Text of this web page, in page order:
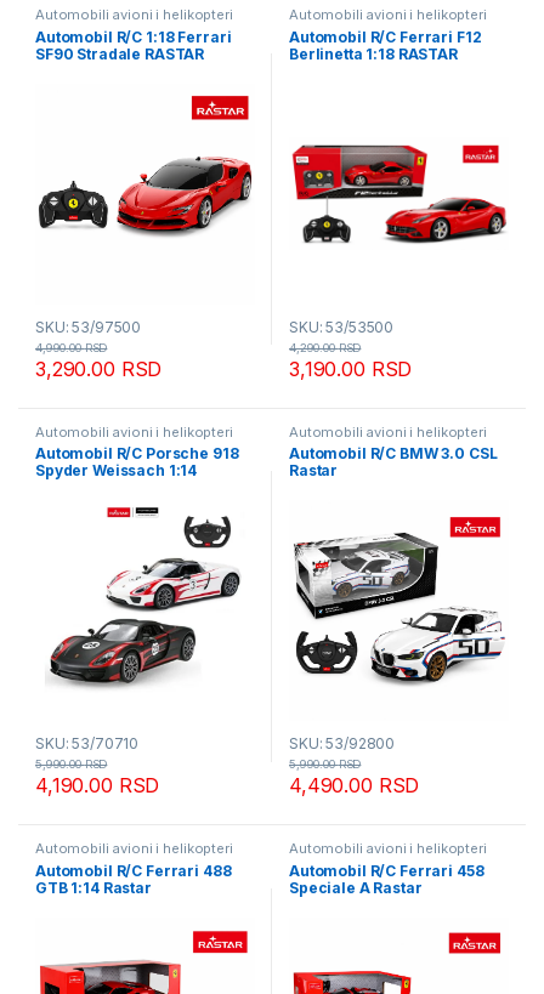
Automobili avioni i helikopteri
Automobil R/C 1:18 Ferrari
SF90 Stradale RASTAR
SKU: 53/97500
3,290.00 RSD
4,990.00RSD
Automobili avioni i helikopteri
Automobil R/C Ferrari F12
Berlinetta 1:18 RASTAR
SKU: 53/53500
3,190.00 RSD
4,290.00RSD
Automobili avioni i helikopteri
Automobil R/C Porsche 918
Spyder Weissach 1:14
SKU: 53/70710
4,190.00 RSD
5,990.00RSD
Automobili avioni i helikopteri
Automobil R/C BMW 3.0 CSL
Rastar
SKU: 53/92800
4,490.00 RSD
5,990.00RSD
Automobili avioni i helikopteri
Automobil R/C Ferrari 488
GTB 1:14 Rastar
Automobili avioni i helikopteri
Automobil R/C Ferrari 458
Speciale A Rastar